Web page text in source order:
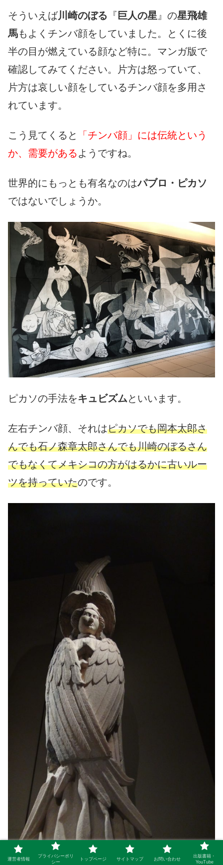
そういえば川崎のぼる 『 巨人の星 』の星飛雄
馬もよくチンバ顔をしていました。とくに後
半の目が燃えている顔など特に。マンガ版で
確認してみてください。片方は怒っていて、
片方は哀しい顔をしているチンバ顔を多用さ
れています。
こう見てくると
「チンバ顔」には伝統という
か、需要がある ようですね。
世界的にもっとも有名なのはパブロ・ピカソ
ではないでしょうか。
ピカソの手法をキュビズムといいます。
左右チンバ顔、それはピカソでも岡本太郎さ
んでも石ノ森章太郎さんでも川崎のぼるさん
でもなくてメキシコの方がはるかに古いルー
ツを持っていたのです。
運営者情報
プライバシーポリ
シー
トップページ サイトマップ お問い合わせ
出版書籍・
YouTube